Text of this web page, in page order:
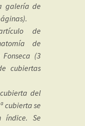
galería de
de
de
(3
cubiertas
del
cubierta se
índice. Se